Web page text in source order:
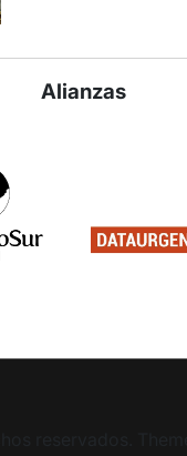
Alianzas